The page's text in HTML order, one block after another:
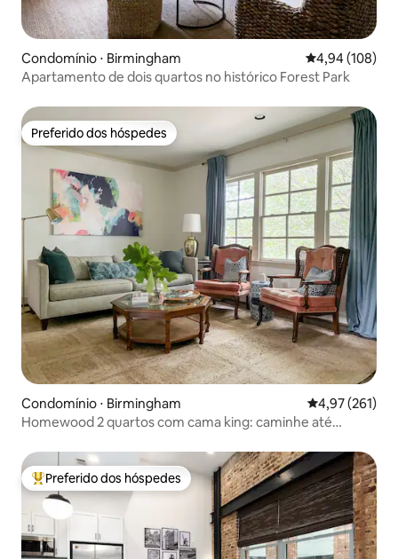
Condomínio ⋅ Birmingham 4,94 de uma
4,94 (108)
Apartamento de dois quartos no histórico Forest Park
Preferido dos hóspedes
Preferido dos hóspedes
Condomínio ⋅ Birmingham 4,97 de uma
4,97 (261)
Homewood 2 quartos com cama king: caminhe até
Entre os melhores preferidos dos hóspedes
Preferido dos hóspedes